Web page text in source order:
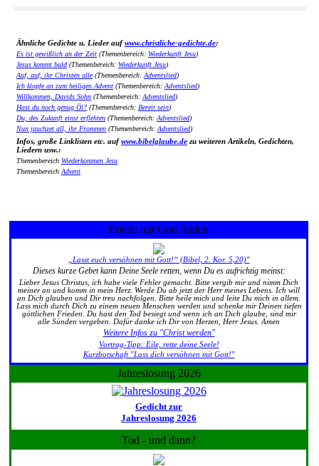
Ähnliche Gedichte u. Lieder aufwww.christliche-gedichte.de:
Es ist gewißlich an der Zeit (Themenbereich: Wiederkunft Jesu)
Jesus kommt bald (Themenbereich: Wiederkunft Jesu)
Auf, auf, ihr Christen alle(Themenbereich:Adventslied)
Ich klopfe an zum heiligen Advent (Themenbereich:Adventslied)
Willkommen, Davids Sohn (Themenbereich:Adventslied)
Hast du noch genug Öl? (Themenbereich: Bereit sein)
Du, des Zukunft einst erflehten (Themenbereich:Adventslied)
Nun jauchzet all, ihr Frommen (Themenbereich:Adventslied)
Infos, große Linklisten etc. aufwww.bibelglaube.de zu weiteren Artikeln, Gedichten,
Liedern usw.:
Themenbereich Wiederkommen Jesu
ThemenbereichAdvent
Friede mit Gott finden
„Lasst euch versöhnen mit Gott!“ (Bibel, 2. Kor. 5,20)"
Dieses kurze Gebet kann Deine Seele retten, wenn Du es aufrichtig meinst:
Lieber Jesus Christus, ich habe viele Fehler gemacht. Bitte vergib mir und nimm Dich
meiner an und komm in mein Herz. Werde Du ab jetzt der Herr meines Lebens. Ich will
an Dich glauben und Dir treu nachfolgen. Bitte heile mich und leite Du mich in allem.
Lass mich durch Dich zu einem neuen Menschen werden und schenke mir Deinen tiefen
göttlichen Frieden. Du hast den Tod besiegt und wenn ich an Dich glaube, sind mir
alle Sünden vergeben. Dafür danke ich Dir von Herzen, Herr Jesus. Amen
Weitere Infos zu "Christ werden"
Vortrag-Tipp: Eile, rette deine Seele!
Kurzbotschaft "Lass dich versöhnen mit Gott!"
Jahreslosung 2026
Gedicht zur
Jahreslosung 2026
Tod - und dann?